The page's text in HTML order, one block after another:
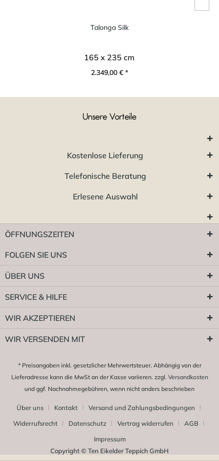
Talonga Silk
165 x 235 cm
2.349,00 € *
Unsere Vorteile
Kostenlose Lieferung
Telefonische Beratung
Erlesene Auswahl
ÖFFNUNGSZEITEN
FOLGEN SIE UNS
ÜBER UNS
SERVICE & HILFE
WIR AKZEPTIEREN
WIR VERSENDEN MIT
* Preisangaben inkl. gesetzlicher Mehrwertsteuer. Abhängig von der
Lieferadresse kann die MwSt an der Kasse variieren. zzgl. Versandkosten
und ggf. Nachnahmegebühren, wenn nicht anders beschrieben
Über uns Kontakt
Versand und Zahlungsbedingungen
Widerrufsrecht
Datenschutz Vertrag widerrufen
AGB
Impressum
Copyright © Ten Eikelder Teppich GmbH